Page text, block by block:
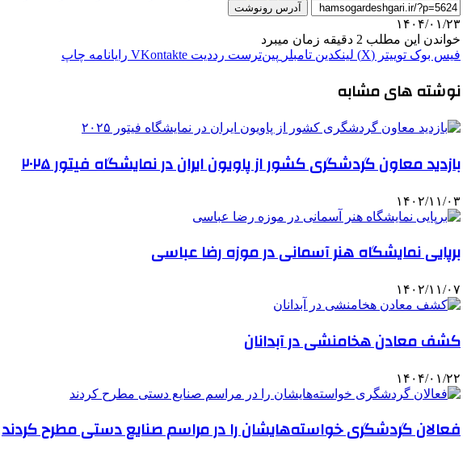
آدرس رونوشت
۱۴۰۴/۰۱/۲۳
خواندن این مطلب 2 دقیقه زمان میبرد
فیس بوک توییتر (X) لینکدین ‫تامبلر ‫پین‌ترست ‫رددیت ‫VKontakte رایانامه چاپ
نوشته های مشابه
بازدید معاون گردشگری کشور از پاویون ایران در نمایشگاه فیتور ۲۰۲۵
۱۴۰۲/۱۱/۰۳
برپایی نمایشگاه هنر آسمانی در موزه رضا عباسی
۱۴۰۲/۱۱/۰۷
کشف معادن هخامنشی در آبدانان
۱۴۰۴/۰۱/۲۲
فعالان گردشگری خواسته‌هایشان را در مراسم صنایع دستی مطرح کردند